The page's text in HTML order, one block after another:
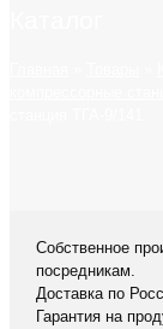
Собственное
посредникам.
Доставка по
Гарантия на